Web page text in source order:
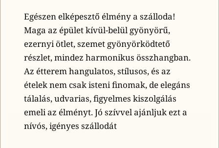
Egészen elképesztő élmény a szálloda!
Maga az épület kívül-belül gyönyörű,
ezernyi ötlet, szemet gyönyörködtető
részlet, mindez harmonikus összhangban.
Az étterem hangulatos, stílusos, és az
ételek nem csak isteni finomak, de elegáns
tálalás, udvarias, figyelmes kiszolgálás
emeli az élményt. Jó szívvel ajánljuk ezt a
nívós, igényes szállodát